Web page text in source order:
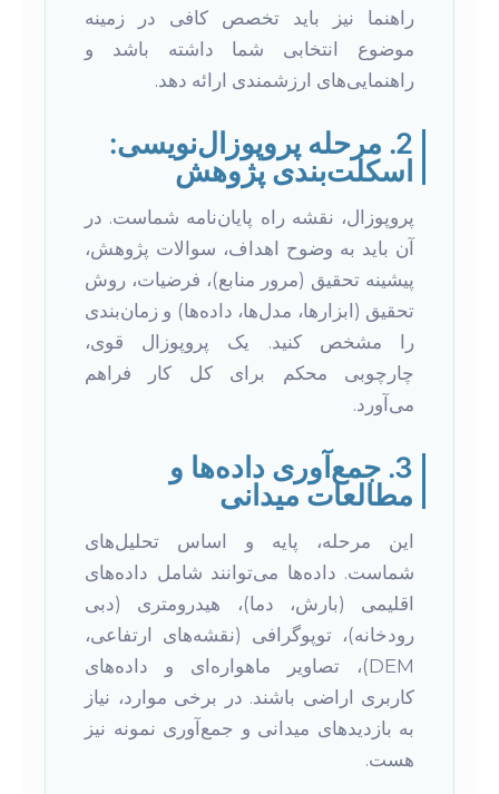
راهنما نیز باید تخصص کافی در زمینه
موضوع انتخابی شما داشته باشد و
راهنمایی‌های ارزشمندی ارائه دهد.
2. مرحله پروپوزال‌نویسی:
اسکلت‌بندی پژوهش
پروپوزال، نقشه راه پایان‌نامه شماست. در
آن باید به وضوح اهداف، سوالات پژوهش،
پیشینه تحقیق (مرور منابع)، فرضیات، روش
تحقیق (ابزارها، مدل‌ها، داده‌ها) و زمان‌بندی
را مشخص کنید. یک پروپوزال قوی،
چارچوبی محکم برای کل کار فراهم
می‌آورد.
3. جمع‌آوری داده‌ها و
مطالعات میدانی
این مرحله، پایه و اساس تحلیل‌های
شماست. داده‌ها می‌توانند شامل داده‌های
اقلیمی (بارش، دما)، هیدرومتری (دبی
رودخانه)، توپوگرافی (نقشه‌های ارتفاعی،
DEM)، تصاویر ماهواره‌ای و داده‌های
کاربری اراضی باشند. در برخی موارد، نیاز
به بازدیدهای میدانی و جمع‌آوری نمونه نیز
هست.